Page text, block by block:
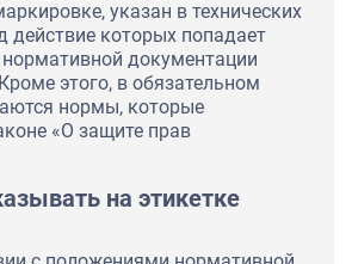
указан в технических
действие которых попадает
документации
этого, в обязательном
нормы, которые
«О защите прав
на этикетке